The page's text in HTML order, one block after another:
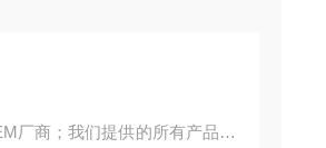
厂商；我们提供的所有产品都